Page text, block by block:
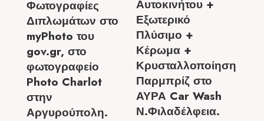
Φωτογραφίες
Διπλωμάτων στο
myPhoto του
gov.gr, στο
φωτογραφείο
Photo Charlot
στην
Αργυρούπολη.
Αυτοκινήτου +
Εξωτερικό
Πλύσιμο +
Κέρωμα +
Κρυσταλλοποίηση
Παρμπρίζ στο
ΑΥΡΑ Car Wash
Ν.Φιλαδέλφεια.